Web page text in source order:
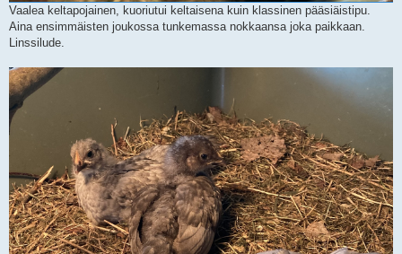
Vaalea keltapojainen, kuoriutui keltaisena kuin klassinen pääsiäistipu.
Aina ensimmäisten joukossa tunkemassa nokkaansa joka paikkaan.
Linssilude.